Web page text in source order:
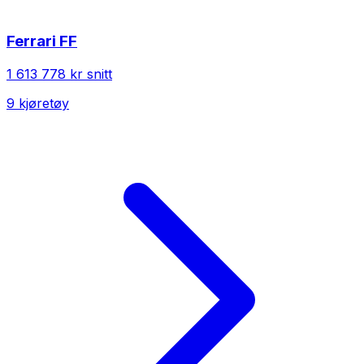
Ferrari FF
1 613 778 kr snitt
9 kjøretøy